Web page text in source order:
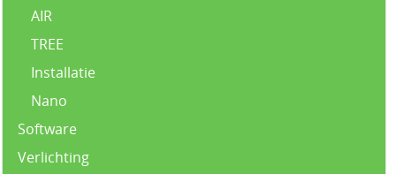
AIR
TREE
Installatie
Nano
Software
Verlichting